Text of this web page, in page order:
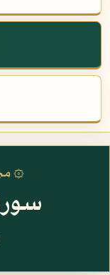
۞
سورة